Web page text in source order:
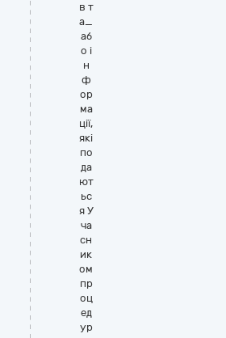
в т
а_
аб
о і
н
ф
ор
ма
ції,
які
по
да
ют
ьс
я У
ча
сн
ик
ом
пр
оц
ед
ур